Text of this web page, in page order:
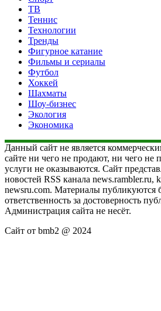
ТВ
Теннис
Технологии
Тренды
Фигурное катание
Фильмы и сериалы
Футбол
Хоккей
Шахматы
Шоу-бизнес
Экология
Экономика
Данный сайт не является
сайте ни чего не продают, ни чего не
услуги не оказываются. Сайт
новостей RSS канала news.rambler.ru,
newsru.com. Материалы публикуются
ответственность за достоверность
Администрация сайта не несёт.
Сайт от bmb2 @ 2024